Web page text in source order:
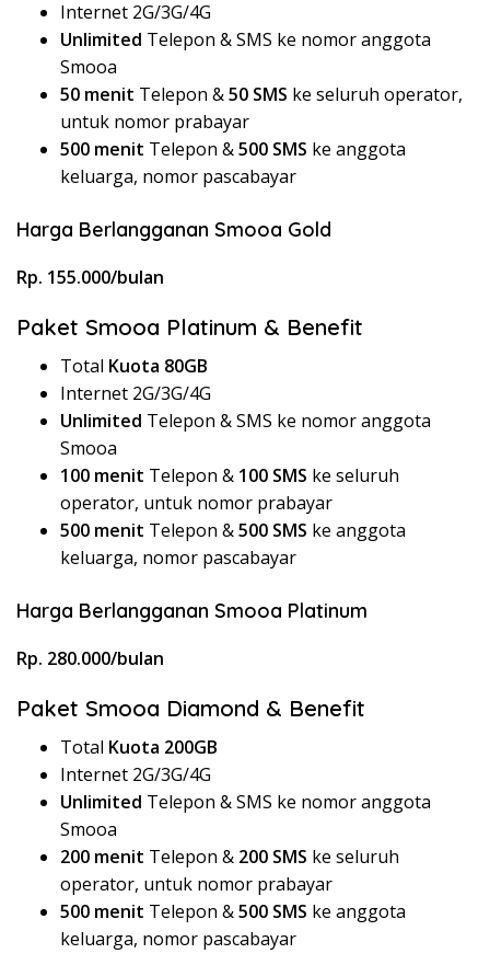
Internet 2G/3G/4G
Unlimited Telepon & SMS ke nomor anggota
Smooa
50 menit Telepon &50 SMS ke seluruh operator,
untuk nomor prabayar
500 menit Telepon &500 SMS ke anggota
keluarga, nomor pascabayar
Harga Berlangganan Smooa Gold
Rp. 155.000/bulan
Paket Smooa Platinum & Benefit
Total Kuota 80GB
Internet 2G/3G/4G
Unlimited Telepon & SMS ke nomor anggota
Smooa
100 menit Telepon & 100 SMS ke seluruh
operator, untuk nomor prabayar
500 menit Telepon &500 SMS ke anggota
keluarga, nomor pascabayar
Harga Berlangganan Smooa Platinum
Rp. 280.000/bulan
Paket Smooa Diamond & Benefit
Total Kuota 200GB
Internet 2G/3G/4G
Unlimited Telepon & SMS ke nomor anggota
Smooa
200 menit Telepon & 200 SMS ke seluruh
operator, untuk nomor prabayar
500 menit Telepon &500 SMS ke anggota
keluarga, nomor pascabayar